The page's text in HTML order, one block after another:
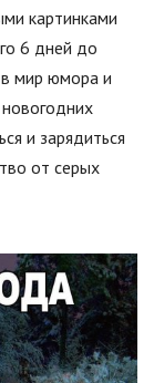
картинками
6 дней до
в мир юмора и
и зарядиться
от серых